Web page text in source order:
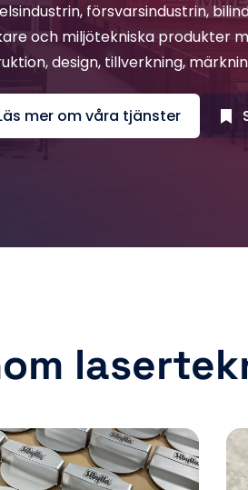
försvarsindustrin,
och miljötekniska produkter
design, tillverkning,
mer om våra tjänster